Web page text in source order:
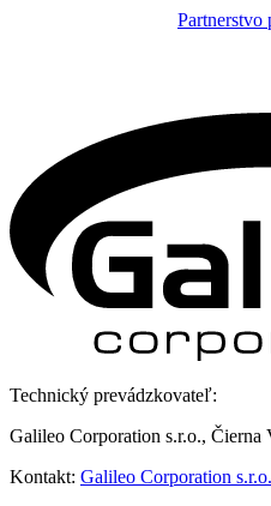
Partnerstvo
Technický prevádzkovateľ:
Galileo Corporation s.r.o., Čierna
Kontakt: Galileo Corporation s.r.o.